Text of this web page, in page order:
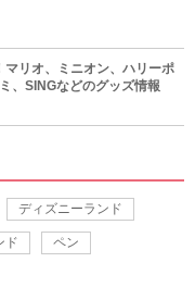
マリオ、ミニオン、ハリーポ
、SINGなどのグッズ情報
ディズニーランド
ド ペン